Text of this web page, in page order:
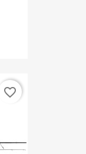
favorite_border